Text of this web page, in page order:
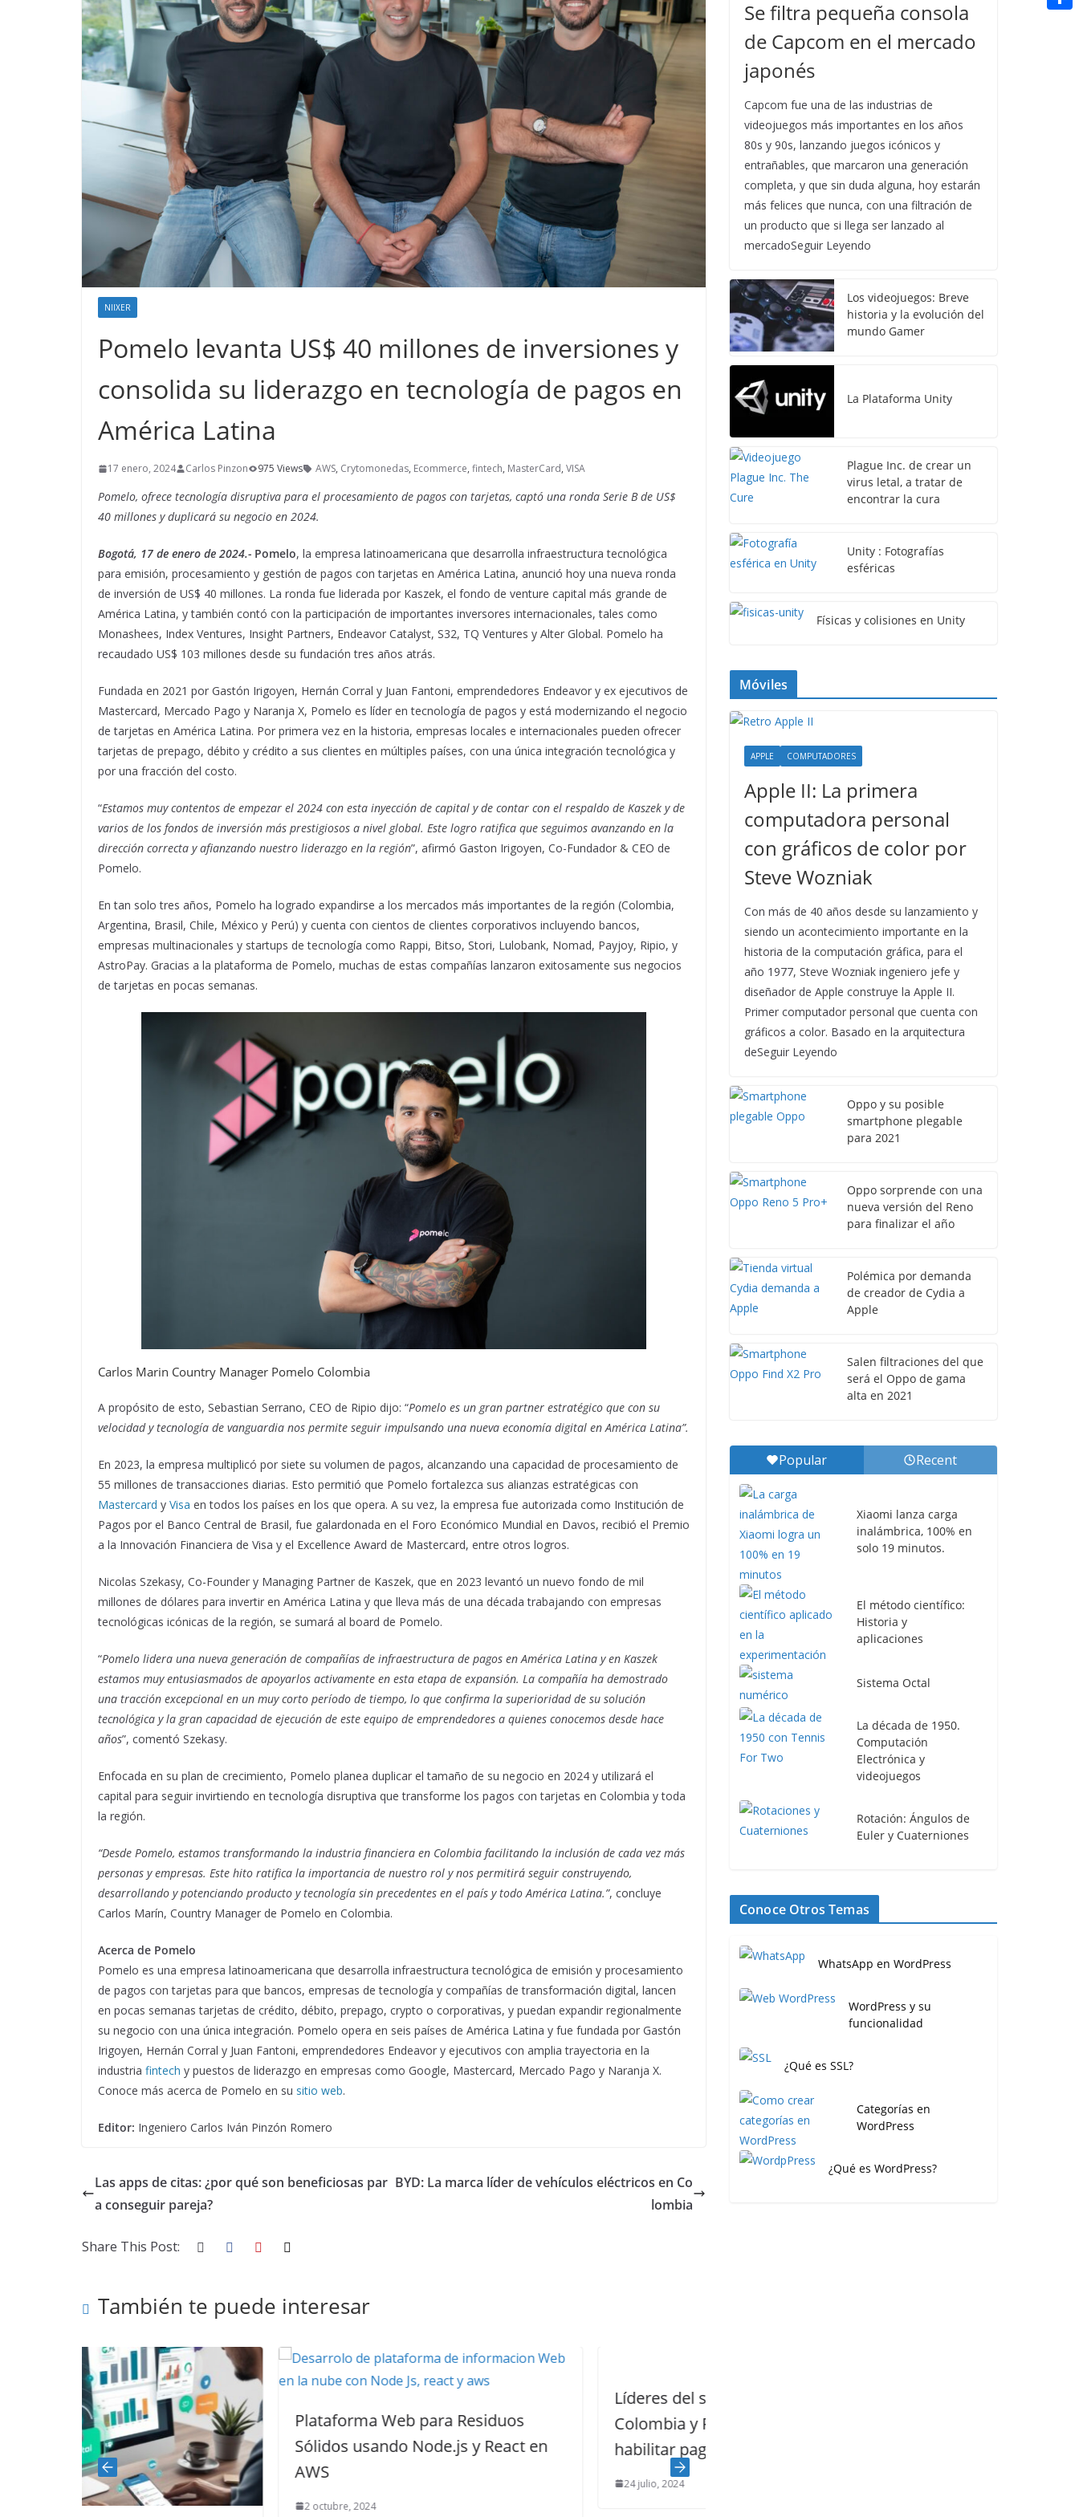
NIIXER
Pomelo levanta US$ 40 millones de inversiones y
consolida su liderazgo en tecnología de pagos en
América Latina
17 enero, 2024 Carlos Pinzon 975 Views AWS, Crytomonedas, Ecommerce, fintech, MasterCard, VISA
Pomelo, ofrece tecnología disruptiva para el procesamiento de pagos con tarjetas, captó una ronda Serie B de US$
40 millones y duplicará su negocio en 2024.
Bogotá, 17 de enero de 2024.- Pomelo, la empresa latinoamericana que desarrolla infraestructura tecnológica
para emisión, procesamiento y gestión de pagos con tarjetas en América Latina, anunció hoy una nueva ronda
de inversión de US$ 40 millones. La ronda fue liderada por Kaszek, el fondo de venture capital más grande de
América Latina, y también contó con la participación de importantes inversores internacionales, tales como
Monashees, Index Ventures, Insight Partners, Endeavor Catalyst, S32, TQ Ventures y Alter Global. Pomelo ha
recaudado US$ 103 millones desde su fundación tres años atrás.
Fundada en 2021 por Gastón Irigoyen, Hernán Corral y Juan Fantoni, emprendedores Endeavor y ex ejecutivos de
Mastercard, Mercado Pago y Naranja X, Pomelo es líder en tecnología de pagos y está modernizando el negocio
de tarjetas en América Latina. Por primera vez en la historia, empresas locales e internacionales pueden ofrecer
tarjetas de prepago, débito y crédito a sus clientes en múltiples países, con una única integración tecnológica y
por una fracción del costo.
“Estamos muy contentos de empezar el 2024 con esta inyección de capital y de contar con el respaldo de Kaszek y de
varios de los fondos de inversión más prestigiosos a nivel global. Este logro ratifica que seguimos avanzando en la
dirección correcta y afianzando nuestro liderazgo en la región”, afirmó Gaston Irigoyen, Co-Fundador & CEO de
Pomelo.
En tan solo tres años, Pomelo ha logrado expandirse a los mercados más importantes de la región (Colombia,
Argentina, Brasil, Chile, México y Perú) y cuenta con cientos de clientes corporativos incluyendo bancos,
empresas multinacionales y startups de tecnología como Rappi, Bitso, Stori, Lulobank, Nomad, Payjoy, Ripio, y
AstroPay. Gracias a la plataforma de Pomelo, muchas de estas compañías lanzaron exitosamente sus negocios
de tarjetas en pocas semanas.
Carlos Marin Country Manager Pomelo Colombia
A propósito de esto, Sebastian Serrano, CEO de Ripio dijo: “Pomelo es un gran partner estratégico que con su
velocidad y tecnología de vanguardia nos permite seguir impulsando una nueva economía digital en América Latina”.
En 2023, la empresa multiplicó por siete su volumen de pagos, alcanzando una capacidad de procesamiento de
55 millones de transacciones diarias. Esto permitió que Pomelo fortalezca sus alianzas estratégicas con
Mastercard y Visa en todos los países en los que opera. A su vez, la empresa fue autorizada como Institución de
Pagos por el Banco Central de Brasil, fue galardonada en el Foro Económico Mundial en Davos, recibió el Premio
a la Innovación Financiera de Visa y el Excellence Award de Mastercard, entre otros logros.
Nicolas Szekasy, Co-Founder y Managing Partner de Kaszek, que en 2023 levantó un nuevo fondo de mil
millones de dólares para invertir en América Latina y que lleva más de una década trabajando con empresas
tecnológicas icónicas de la región, se sumará al board de Pomelo.
“Pomelo lidera una nueva generación de compañías de infraestructura de pagos en América Latina y en Kaszek
estamos muy entusiasmados de apoyarlos activamente en esta etapa de expansión. La compañía ha demostrado
una tracción excepcional en un muy corto período de tiempo, lo que confirma la superioridad de su solución
tecnológica y la gran capacidad de ejecución de este equipo de emprendedores a quienes conocemos desde hace
años”, comentó Szekasy.
Enfocada en su plan de crecimiento, Pomelo planea duplicar el tamaño de su negocio en 2024 y utilizará el
capital para seguir invirtiendo en tecnología disruptiva que transforme los pagos con tarjetas en Colombia y toda
la región.
“Desde Pomelo, estamos transformando la industria financiera en Colombia facilitando la inclusión de cada vez más
personas y empresas. Este hito ratifica la importancia de nuestro rol y nos permitirá seguir construyendo,
desarrollando y potenciando producto y tecnología sin precedentes en el país y todo América Latina.”, concluye
Carlos Marín, Country Manager de Pomelo en Colombia.
Acerca de Pomelo
Pomelo es una empresa latinoamericana que desarrolla infraestructura tecnológica de emisión y procesamiento
de pagos con tarjetas para que bancos, empresas de tecnología y compañías de transformación digital, lancen
en pocas semanas tarjetas de crédito, débito, prepago, crypto o corporativas, y puedan expandir regionalmente
su negocio con una única integración. Pomelo opera en seis países de América Latina y fue fundada por Gastón
Irigoyen, Hernán Corral y Juan Fantoni, emprendedores Endeavor y ejecutivos con amplia trayectoria en la
industria fintech y puestos de liderazgo en empresas como Google, Mastercard, Mercado Pago y Naranja X.
Conoce más acerca de Pomelo en su sitio web.
Editor: Ingeniero Carlos Iván Pinzón Romero
Las apps de citas: ¿por qué son beneficiosas par
a conseguir pareja?
BYD: La marca líder de vehículos eléctricos en Co
lombia
Share This Post:
También te puede interesar
Plataforma Web para Residuos
Sólidos usando Node.js y React en
AWS
2 octubre, 2024
Líderes del sector Fintech de
Colombia y Perú se unen para
habilitar pagos en tiempo real
Se filtra pequeña consola
de Capcom en el mercado
japonés
Capcom fue una de las industrias de
videojuegos más importantes en los años
80s y 90s, lanzando juegos icónicos y
entrañables, que marcaron una generación
completa, y que sin duda alguna, hoy estarán
más felices que nunca, con una filtración de
un producto que si llega ser lanzado al
mercadoSeguir Leyendo
Los videojuegos: Breve
historia y la evolución del
mundo Gamer
La Plataforma Unity
Plague Inc. de crear un
virus letal, a tratar de
encontrar la cura
Unity : Fotografías
esféricas
Físicas y colisiones en Unity
Móviles
APPLE COMPUTADORES
Apple II: La primera
computadora personal
con gráficos de color por
Steve Wozniak
Con más de 40 años desde su lanzamiento y
siendo un acontecimiento importante en la
historia de la computación gráfica, para el
año 1977, Steve Wozniak ingeniero jefe y
diseñador de Apple construye la Apple II.
Primer computador personal que cuenta con
gráficos a color. Basado en la arquitectura
deSeguir Leyendo
Oppo y su posible
smartphone plegable
para 2021
Oppo sorprende con una
nueva versión del Reno
para finalizar el año
Polémica por demanda
de creador de Cydia a
Apple
Salen filtraciones del que
será el Oppo de gama
alta en 2021
Popular Recent
Xiaomi lanza carga
inalámbrica, 100% en
solo 19 minutos.
El método científico:
Historia y
aplicaciones
Sistema Octal
La década de 1950.
Computación
Electrónica y
videojuegos
Rotación: Ángulos de
Euler y Cuaterniones
Conoce Otros Temas
WhatsApp en WordPress
WordPress y su
funcionalidad
¿Qué es SSL?
Categorías en
WordPress
¿Qué es WordPress?
n
a